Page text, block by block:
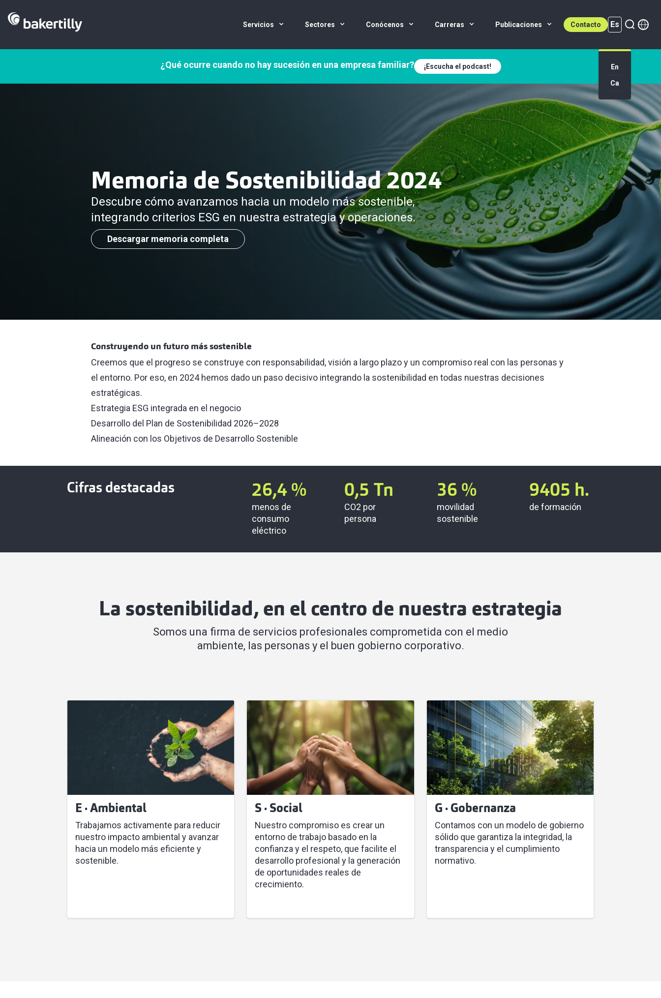
Servicios Sectores Conócenos Carreras Publicaciones Contacto Es
Es (active)
En
Ca
¿Qué ocurre cuando no hay sucesión en una empresa familiar? ¡Escucha el podcast!
Memoria de Sostenibilidad 2024
Descubre cómo avanzamos hacia un modelo más sostenible,
integrando criterios ESG en nuestra estrategia y operaciones.
Descargar memoria completa
Construyendo un futuro más sostenible
Creemos que el progreso se construye con responsabilidad, visión a largo plazo y un compromiso real con las personas y
el entorno. Por eso, en 2024 hemos dado un paso decisivo integrando la sostenibilidad en todas nuestras decisiones
estratégicas.
Estrategia ESG integrada en el negocio
Desarrollo del Plan de Sostenibilidad 2026–2028
Alineación con los Objetivos de Desarrollo Sostenible
Cifras destacadas 26,4 %
menos de
consumo
eléctrico
0,5 Tn
CO2 por
persona
36 %
movilidad
sostenible
9405 h.
de formación
La sostenibilidad, en el centro de nuestra estrategia
Somos una firma de servicios profesionales comprometida con el medio
ambiente, las personas y el buen gobierno corporativo.
E · Ambiental
Trabajamos activamente para reducir
nuestro impacto ambiental y avanzar
hacia un modelo más eficiente y
sostenible.
S · Social
Nuestro compromiso es crear un
entorno de trabajo basado en la
confianza y el respeto, que facilite el
desarrollo profesional y la generación
de oportunidades reales de
crecimiento.
G · Gobernanza
Contamos con un modelo de gobierno
sólido que garantiza la integridad, la
transparencia y el cumplimiento
normativo.